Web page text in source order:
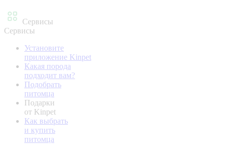
Сервисы
Сервисы
Установите
приложение Kinpet
Какая порода
подходит вам?
Подобрать
питомца
Подарки
от Kinpet
Как выбрать
и купить
питомца